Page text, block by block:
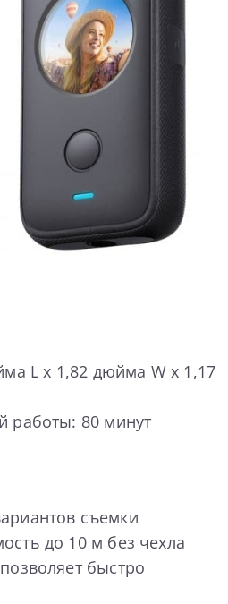
L х 1,82 дюйма W х 1,17
работы: 80 минут
съемки
до 10 м без чехла
быстро